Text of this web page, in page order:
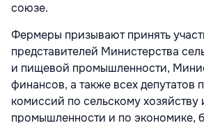
союзе.
Фермеры призывают принять
представителей Министерства
и пищевой промышленности,
финансов, а также всех депутатов
комиссий по сельскому
промышленности и по экономике,